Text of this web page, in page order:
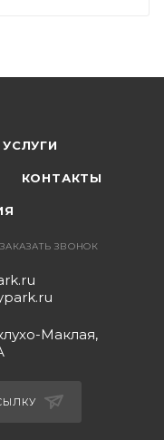
УСЛУГИ
КОНТАКТЫ
ЗАКАЗАТЬ ЗВОНОК
Маклая,